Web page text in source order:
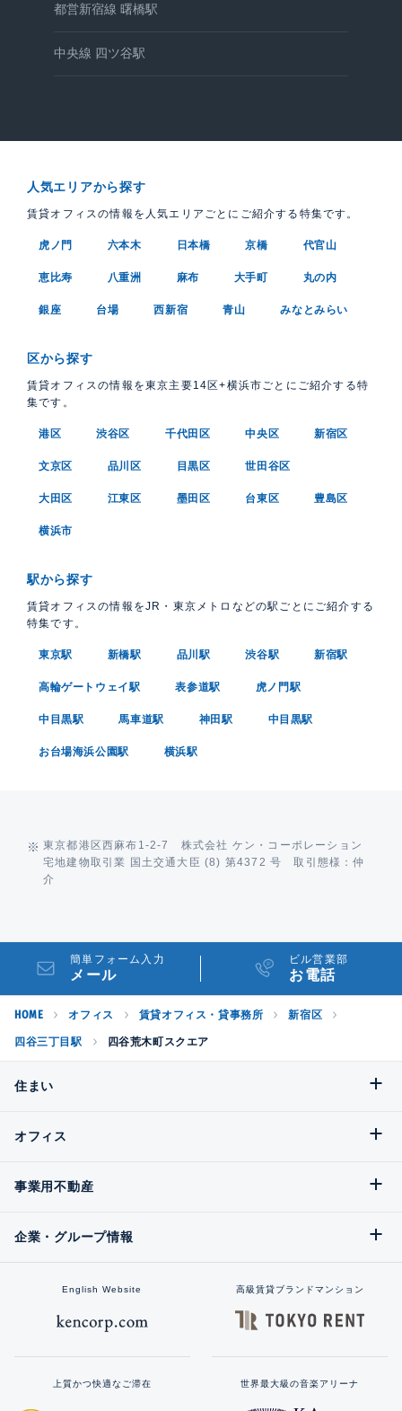
都営新宿線 曙橋駅
中央線 四ツ谷駅
人気エリアから探す
賃貸オフィスの情報を人気エリアごとにご紹介する特集です。
虎ノ門 六本木 日本橋 京橋 代官山
恵比寿 八重洲 麻布 大手町 丸の内
銀座 台場 西新宿 青山 みなとみらい
区から探す
賃貸オフィスの情報を東京主要14区+横浜市ごとにご紹介する特
集です。
港区 渋谷区 千代田区 中央区 新宿区
文京区 品川区 目黒区 世田谷区
大田区 江東区 墨田区 台東区 豊島区
横浜市
駅から探す
賃貸オフィスの情報をJR・東京メトロなどの駅ごとにご紹介する
特集です。
東京駅 新橋駅 品川駅 渋谷駅 新宿駅
高輪ゲートウェイ駅 表参道駅 虎ノ門駅
中目黒駅 馬車道駅 神田駅 中目黒駅
お台場海浜公園駅 横浜駅
東京都港区西麻布1-2-7 株式会社 ケン・コーポレーション
宅地建物取引業 国土交通大臣 (8) 第4372 号 取引態様：仲
介
簡単フォーム入力
メール
ビル営業部
お電話
HOME オフィス 賃貸オフィス・貸事務所 新宿区
四谷三丁目駅 四谷荒木町スクエア
住まい
オフィス
事業用不動産
企業・グループ情報
English Website 高級賃貸ブランドマンション
上質かつ快適なご滞在 世界最大級の音楽アリーナ